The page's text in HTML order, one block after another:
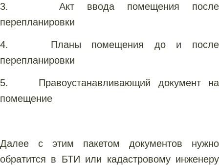
3. Акт ввода помещения после
перепланировки
4. Планы помещения до и после
перепланировки
5. Правоустанавливающий документ на
помещение
Далее с этим пакетом документов нужно
обратится в БТИ или кадастровому инженеру